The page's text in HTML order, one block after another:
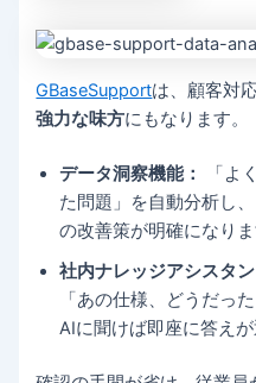
GBaseSupportは、顧客対
強力な味方にもなります。
データ洞察機能：
「よ
た問題」を自動分析し
の改善策が明確になりま
社内ナレッジアシスタン
「あの仕様、どうだっ
AIに聞けば即座に答えが